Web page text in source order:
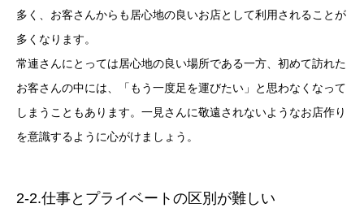
多く、お客さんからも居心地の良いお店として利用されることが
多くなります。
常連さんにとっては居心地の良い場所である一方、初めて訪れた
お客さんの中には、「もう一度足を運びたい」と思わなくなって
しまうこともあります。一見さんに敬遠されないようなお店作り
を意識するように心がけましょう。
2-2.仕事とプライベートの区別が難しい